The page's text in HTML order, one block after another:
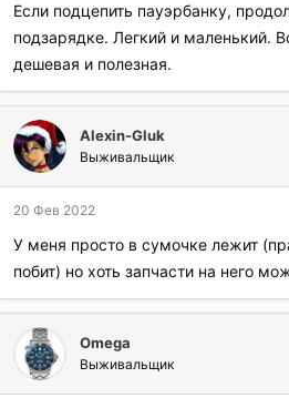
Если подцепить пауэрбанку,
подзарядке. Легкий и маленький.
дешевая и полезная.
Alexin-Gluk
Выживальщик
20 Фев 2022
У меня просто в сумочке лежит
побит) но хоть запчасти на него
Omega
Выживальщик